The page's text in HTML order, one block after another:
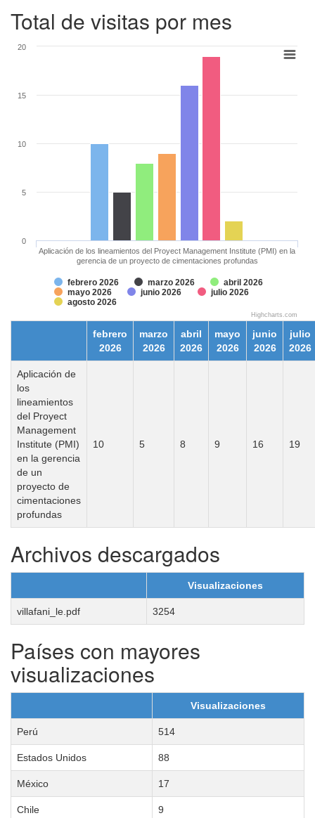
Total de visitas por mes
febrero 2026 marzo 2026
abril 2026
mayo 2026
junio 2026
julio 2026
agosto 2026
Aplicación de los lineamientos del Proyect Management Institute (PMI) en la
gerencia de un proyecto de cimentaciones profundas
0
5
10
15
20
Highcharts.com
febrero
2026
marzo
2026
abril
2026
mayo
2026
junio
2026
julio
2026
Aplicación de
los
lineamientos
del Proyect
Management
Institute (PMI)
en la gerencia
de un
proyecto de
cimentaciones
profundas
10 5 8 9 16 19
Archivos descargados
Visualizaciones
villafani_le.pdf 3254
Países con mayores
visualizaciones
Visualizaciones
Perú 514
Estados Unidos 88
México 17
Chile 9